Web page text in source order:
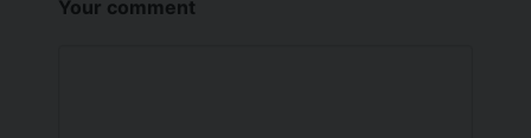
Your comment